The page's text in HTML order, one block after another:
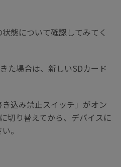
態について確認してみてく
た場合は、新しいSDカード
込み禁止スイッチ」がオン
切り替えてから、デバイスに
。